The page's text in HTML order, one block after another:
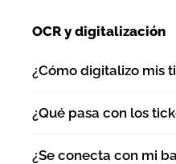
OCR y digitalización
¿Cómo digitalizo mis
¿Qué pasa con los
¿Se conecta con mi